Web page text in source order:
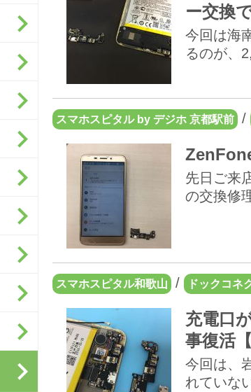
ー交換
今回は海
るのが、
スマホスピタル by デジホ 京都駅前 /
先日ご来
の交換修
スマホスピタル和歌山 / ドックコネ
充電口
事復活
今回は、
れていな